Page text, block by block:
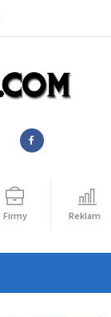
Firmy Reklama